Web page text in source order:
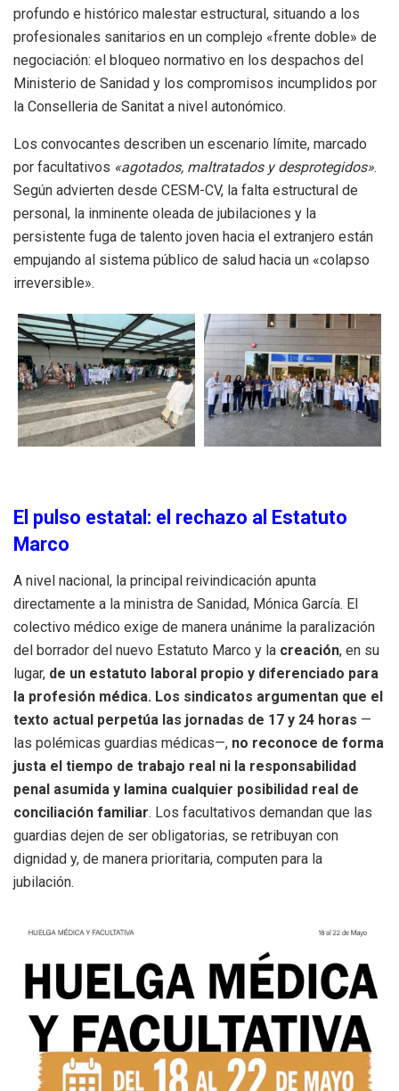
profundo e histórico malestar estructural, situando a los
profesionales sanitarios en un complejo «frente doble» de
negociación: el bloqueo normativo en los despachos del
Ministerio de Sanidad y los compromisos incumplidos por
la Conselleria de Sanitat a nivel autonómico.
Los convocantes describen un escenario límite, marcado
por facultativos «agotados, maltratados y desprotegidos».
Según advierten desde CESM-CV, la falta estructural de
personal, la inminente oleada de jubilaciones y la
persistente fuga de talento joven hacia el extranjero están
empujando al sistema público de salud hacia un «colapso
irreversible».
El pulso estatal: el rechazo al Estatuto
Marco
A nivel nacional, la principal reivindicación apunta
directamente a la ministra de Sanidad, Mónica García. El
colectivo médico exige de manera unánime la paralización
del borrador del nuevo Estatuto Marco y la creación, en su
lugar, de un estatuto laboral propio y diferenciado para
la profesión médica. Los sindicatos argumentan que el
texto actual perpetúa las jornadas de 17 y 24 horas —
las polémicas guardias médicas—, no reconoce de forma
justa el tiempo de trabajo real ni la responsabilidad
penal asumida y lamina cualquier posibilidad real de
conciliación familiar. Los facultativos demandan que las
guardias dejen de ser obligatorias, se retribuyan con
dignidad y, de manera prioritaria, computen para la
jubilación.